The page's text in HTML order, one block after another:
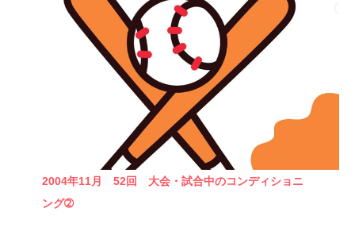
2004年11月 52回 大会・試合中のコンディショニ
ング➁